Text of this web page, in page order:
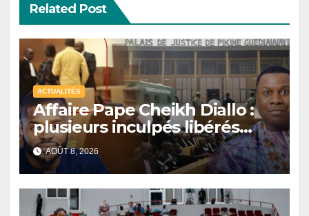
Related Post
ACTUALITÉS
Affaire Pape Cheikh Diallo :
plusieurs inculpés libérés
après un non-lieu partiel
AOÛT 8, 2026